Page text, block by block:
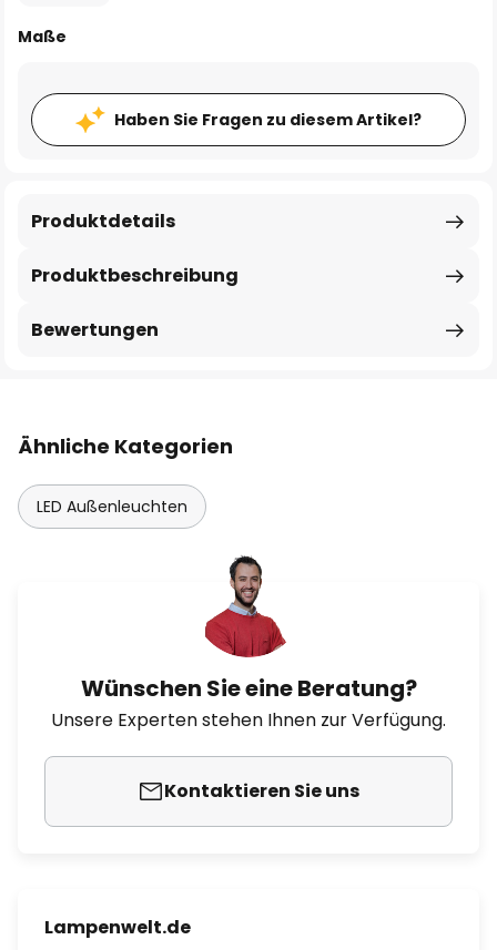
Maße
Haben Sie Fragen zu diesem Artikel?
Produktbeschreibung
Produktdetails
Bewertungen
Ähnliche Kategorien
LED Außenleuchten
Wünschen Sie eine Beratung?
Unsere Experten stehen Ihnen zur Verfügung.
Kontaktieren Sie uns
Lampenwelt.de